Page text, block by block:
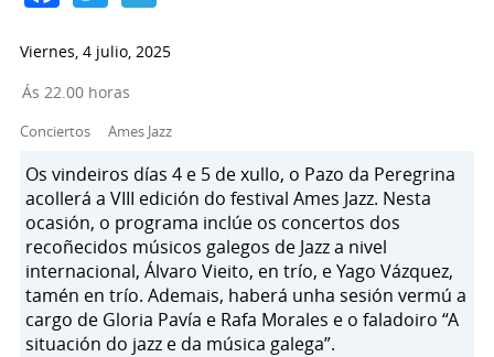
Viernes, 4 julio, 2025
Ás 22.00 horas
Conciertos Ames Jazz
Os vindeiros días 4 e 5 de xullo, o Pazo da Peregrina
acollerá a VIII edición do festival Ames Jazz. Nesta
ocasión, o programa inclúe os concertos dos
recoñecidos músicos galegos de Jazz a nivel
internacional, Álvaro Vieito, en trío, e Yago Vázquez,
tamén en trío. Ademais, haberá unha sesión vermú a
cargo de Gloria Pavía e Rafa Morales e o faladoiro “A
situación do jazz e da música galega”.